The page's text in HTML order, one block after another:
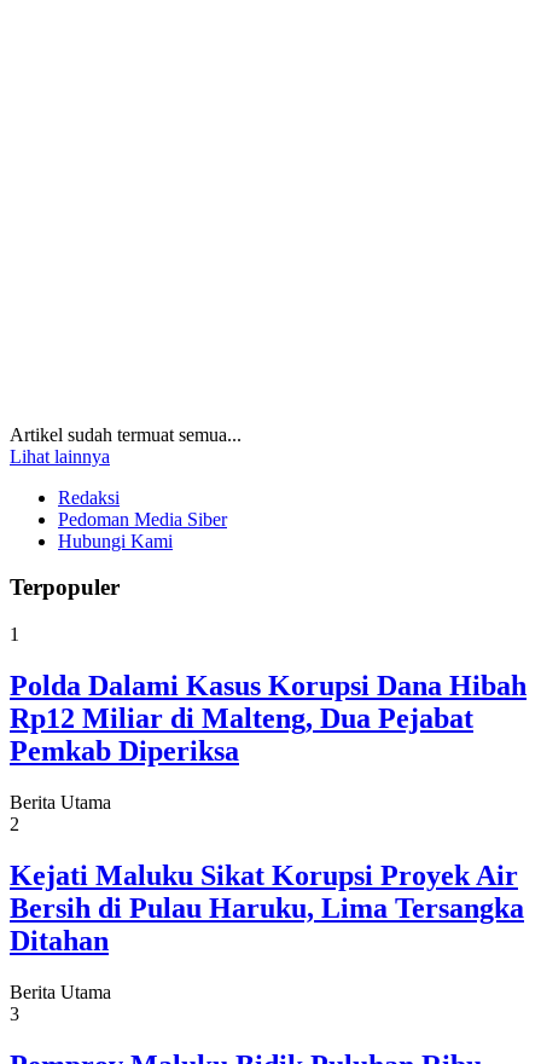
Artikel sudah termuat semua...
Lihat lainnya
Redaksi
Pedoman Media Siber
Hubungi Kami
Terpopuler
1
Polda Dalami Kasus Korupsi Dana Hibah
Rp12 Miliar di Malteng, Dua Pejabat
Pemkab Diperiksa
Berita Utama
2
Kejati Maluku Sikat Korupsi Proyek Air
Bersih di Pulau Haruku, Lima Tersangka
Ditahan
Berita Utama
3